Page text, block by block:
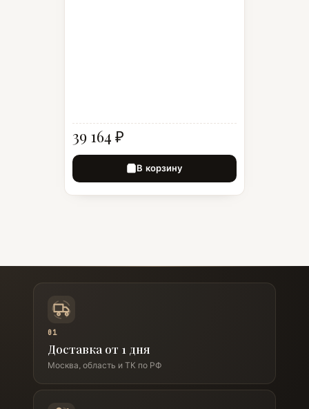
39 164 ₽
В корзину
01
Доставка от 1 дня
Москва, область и ТК по РФ